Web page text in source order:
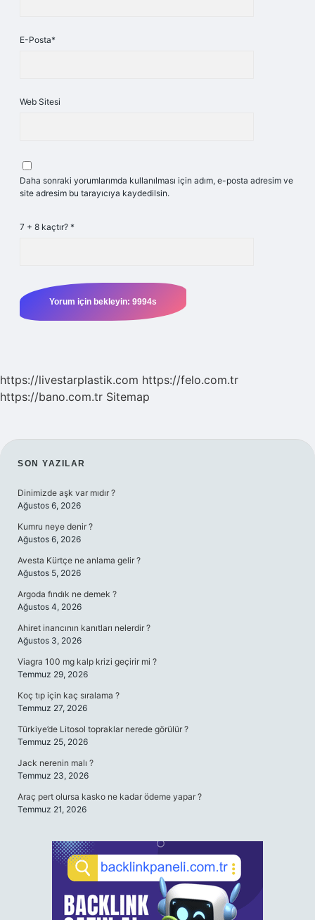
E-Posta*
Web Sitesi
Daha sonraki yorumlarımda kullanılması için adım, e-posta adresim ve
site adresim bu tarayıcıya kaydedilsin.
7 + 8 kaçtır? *
https://livestarplastik.com https://felo.com.tr
https://bano.com.tr Sitemap
SIDEBAR
SON YAZILAR
Dinimizde aşk var mıdır ?
Ağustos 6, 2026
Kumru neye denir ?
Ağustos 6, 2026
Avesta Kürtçe ne anlama gelir ?
Ağustos 5, 2026
Argoda fındık ne demek ?
Ağustos 4, 2026
Ahiret inancının kanıtları nelerdir ?
Ağustos 3, 2026
Viagra 100 mg kalp krizi geçirir mi ?
Temmuz 29, 2026
Koç tıp için kaç sıralama ?
Temmuz 27, 2026
Türkiye’de Litosol topraklar nerede görülür ?
Temmuz 25, 2026
Jack nerenin malı ?
Temmuz 23, 2026
Araç pert olursa kasko ne kadar ödeme yapar ?
Temmuz 21, 2026